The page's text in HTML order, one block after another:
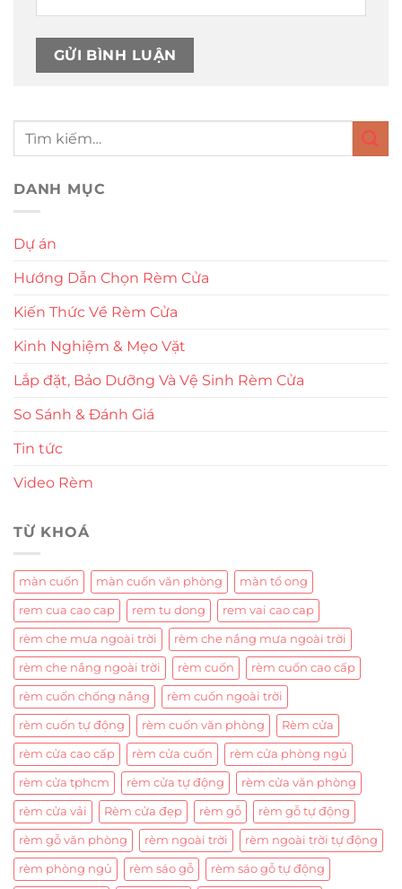
DANH MỤC
Dự án
Hướng Dẫn Chọn Rèm Cửa
Kiến Thức Về Rèm Cửa
Kinh Nghiệm & Mẹo Vặt
Lắp đặt, Bảo Dưỡng Và Vệ Sinh Rèm Cửa
So Sánh & Đánh Giá
Tin tức
Video Rèm
TỪ KHOÁ
màn cuốn màn cuốn văn phòng màn tổ ong
rem cua cao cap rem tu dong rem vai cao cap
rèm che mưa ngoài trời rèm che nắng mưa ngoài trời
rèm che nắng ngoài trời rèm cuốn rèm cuốn cao cấp
rèm cuốn chống nắng rèm cuốn ngoài trời
rèm cuốn tự động rèm cuốn văn phòng Rèm cửa
rèm cửa cao cấp rèm cửa cuốn rèm cửa phòng ngủ
rèm cửa tphcm rèm cửa tự động rèm cửa văn phòng
rèm cửa vải Rèm cửa đẹp rèm gỗ rèm gỗ tự động
rèm gỗ văn phòng rèm ngoài trời rèm ngoài trời tự động
rèm phòng ngủ rèm sáo gỗ rèm sáo gỗ tự động